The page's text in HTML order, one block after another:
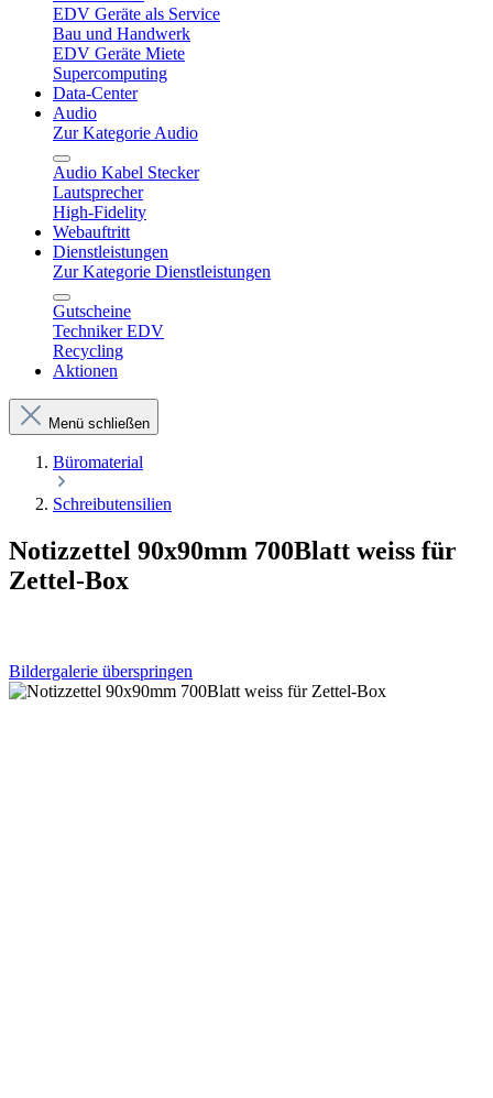
EDV Geräte als Service
Bau und Handwerk
EDV Geräte Miete
Supercomputing
Data-Center
Audio
Zur Kategorie Audio
Audio Kabel Stecker
Lautsprecher
High-Fidelity
Webauftritt
Dienstleistungen
Zur Kategorie Dienstleistungen
Gutscheine
Techniker EDV
Recycling
Aktionen
Menü schließen
Büromaterial
Schreibutensilien
Notizzettel 90x90mm 700Blatt weiss für
Zettel-Box
Bildergalerie überspringen